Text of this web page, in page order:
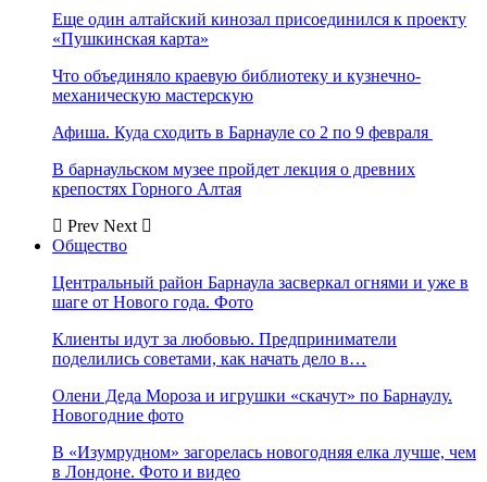
Еще один алтайский кинозал присоединился к проекту
«Пушкинская карта»
Что объединяло краевую библиотеку и кузнечно-
механическую мастерскую
Афиша. Куда сходить в Барнауле со 2 по 9 февраля
В барнаульском музее пройдет лекция о древних
крепостях Горного Алтая
Prev Next
Общество
Центральный район Барнаула засверкал огнями и уже в
шаге от Нового года. Фото
Клиенты идут за любовью. Предприниматели
поделились советами, как начать дело в…
Олени Деда Мороза и игрушки «скачут» по Барнаулу.
Новогодние фото
В «Изумрудном» загорелась новогодняя елка лучше, чем
в Лондоне. Фото и видео